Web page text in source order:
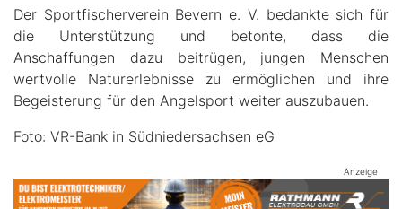
Der Sportfischerverein Bevern e. V. bedankte sich für
die Unterstützung und betonte, dass die
Anschaffungen dazu beitrügen, jungen Menschen
wertvolle Naturerlebnisse zu ermöglichen und ihre
Begeisterung für den Angelsport weiter auszubauen.
Foto: VR-Bank in Südniedersachsen eG
Anzeige